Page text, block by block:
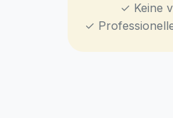
✓ Keine
✓